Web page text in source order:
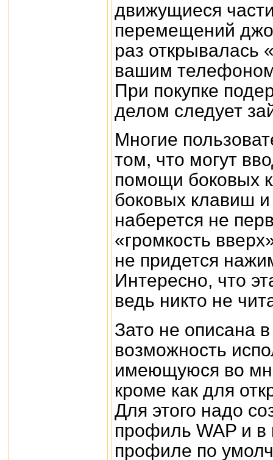
движущиеся
перемещений
раз открывалась
вашим
При покупке
делом следует
Многие
том, что могут
помощи боковых
боковых клавиш
наберется не
«громкость
не придется
Интересно, что
ведь никто не
Зато не описана
возможность
имеющуюся во
кроме как для
Для этого надо
профиль WAP и
профиле по